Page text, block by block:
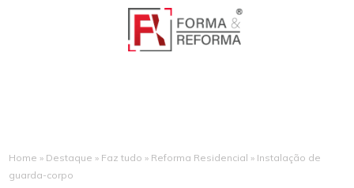
Home » Destaque » Faz tudo » Reforma Residencial » Instalação de
guarda-corpo